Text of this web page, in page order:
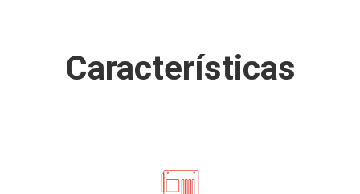
Características